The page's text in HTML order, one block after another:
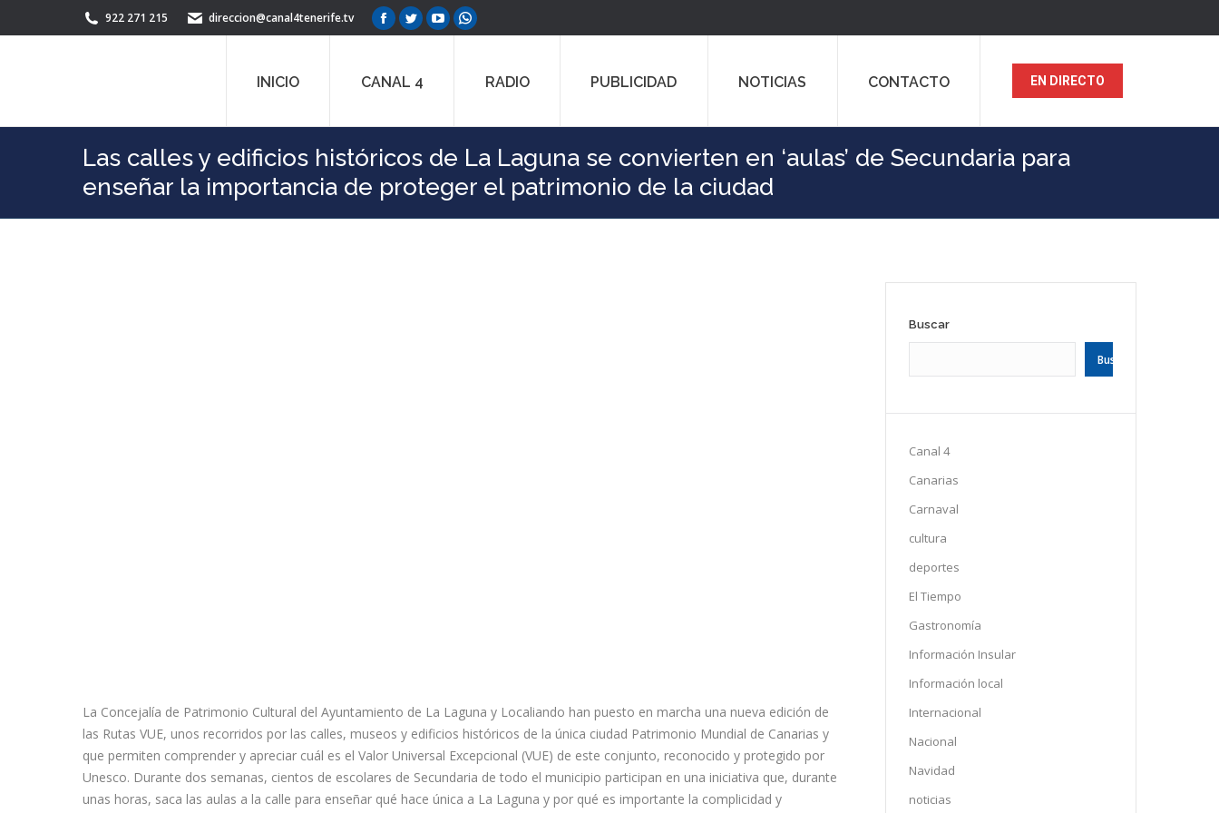
922 271 215 direccion@canal4tenerife.tv
Facebook
opens
new
window
Twitter
opens
new
window
YouTube
new
window
Whatsapp
opens
new
window
INICIO CANAL 4 RADIO PUBLICIDAD NOTICIAS CONTACTO EN DIRECTO
Las calles y edificios históricos de La Laguna se convierten en ‘aulas’ de Secundaria para
enseñar la importancia de proteger el patrimonio de la ciudad
La Concejalía de Patrimonio Cultural del Ayuntamiento de La Laguna y Localiando han puesto en marcha una nueva edición de
las Rutas VUE, unos recorridos por las calles, museos y edificios históricos de la única ciudad Patrimonio Mundial de Canarias y
que permiten comprender y apreciar cuál es el Valor Universal Excepcional (VUE) de este conjunto, reconocido y protegido por
Unesco. Durante dos semanas, cientos de escolares de Secundaria de todo el municipio participan en una iniciativa que, durante
unas horas, saca las aulas a la calle para enseñar qué hace única a La Laguna y por qué es importante la complicidad y
Buscar
Buscar
Canal 4
Canarias
Carnaval
cultura
deportes
El Tiempo
Gastronomía
Información Insular
Información local
Internacional
Nacional
Navidad
noticias